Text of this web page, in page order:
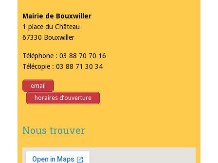
Mairie de Bouxwiller
1 place du Château
67330 Bouxwiller
Téléphone : 03 88 70 70 16
Télécopie : 03 88 71 30 34
email
horaires d’ouverture
Nous trouver